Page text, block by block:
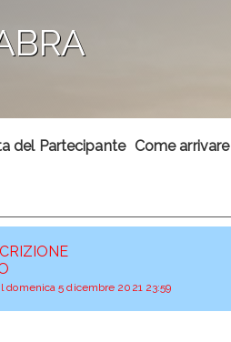
del Partecipante Come arrivare
domenica 5 dicembre 2021 23:59